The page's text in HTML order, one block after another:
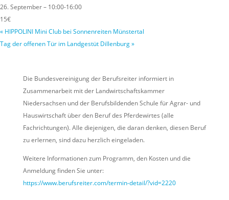
26. September – 10:00-16:00
15€
« HIPPOLINI Mini Club bei Sonnenreiten Münstertal
Tag der offenen Tür im Landgestüt Dillenburg»
Die Bundesvereinigung der Berufsreiter informiert in
Zusammenarbeit mit der Landwirtschaftskammer
Niedersachsen und der Berufsbildenden Schule für Agrar- und
Hauswirtschaft über den Beruf des Pferdewirtes (alle
Fachrichtungen). Alle diejenigen, die daran denken, diesen Beruf
zu erlernen, sind dazu herzlich eingeladen.
Weitere Informationen zum Programm, den Kosten und die
Anmeldung finden Sie unter:
https://www.berufsreiter.com/termin-detail/?vid=2220